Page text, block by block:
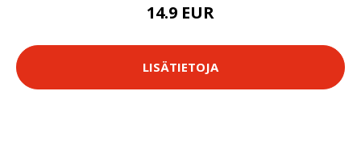
14.9 EUR
LISÄTIETOJA